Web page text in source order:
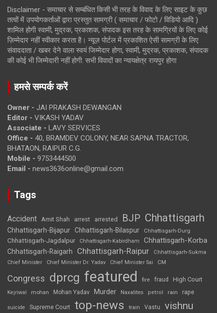
Disclaimer - समाचार से सम्बंधित किसी भी तरह के विवाद के लिए साइट के कुछ
तत्वों में उपयोगकर्ताओं द्वारा प्रस्तुत सामग्री ( समाचार / फोटो / विडियो आदि )
शामिल होगी स्वामी, मुद्रक, प्रकाशक, संपादक इस तरह के सामग्रियों के लिए कोई
ज़िम्मेदार नहीं स्वीकार करता है। न्यूज़ पोर्टल में प्रकाशित ऐसी सामग्री के लिए
संवाददाता / खबर देने वाला स्वयं जिम्मेदार होगा, स्वामी, मुद्रक, प्रकाशक, संपादक
की कोई भी जिम्मेदारी नहीं होगी. सभी विवादों का न्यायक्षेत्र रायपुर होगा
हमसे सम्पर्क करें
Owner - JAI PRAKASH DEWANGAN
Editor - VIKASH YADAV
Associate - LAVY SERVICES
Office - 40, BRAMDEV COLONY, NEAR SAPNA TRACTOR,
BHATAON, RAIPUR C.G.
Mobile - 9753444500
Email - news3636online@gmail.com
Tags
Accident Amit Shah arrest arrested BJP Chhattisgarh
Chhattisgarh-Bijapur Chhattisgarh-Bilaspur Chhattisgarh-Durg
Chhattisgarh-Jagdalpur Chhattisgarh-Kabirdham Chhattisgarh-Korba
Chhattisgarh-Raigarh Chhattisgarh-Raipur
Chhattisgarh-Sukma
Chief Minister
Chief Minister Dr. Yadav Chief Minister Sai CM
Congress dprcg featured fire fraud High Court
Kejriwal mohan Mohan Yadav Murder Naxalites petrol rain rape
suicide Supreme Court top-news train Vastu vishnu